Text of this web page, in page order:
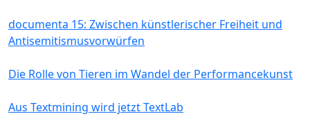
documenta 15: Zwischen künstlerischer Freiheit und
Antisemitismusvorwürfen
Die Rolle von Tieren im Wandel der Performancekunst
Aus Textmining wird jetzt TextLab